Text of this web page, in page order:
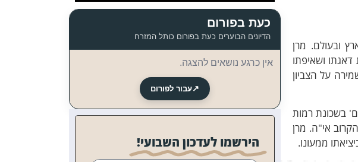
ובעולם. מרן
ושאיפתו
על הצביון
בשכונת רמות
אי"ה. מרן
ממעונו.
כעת בפורום
הדיונים הבוערים כעת בפורום כותל המזרח
אין כרגע נושאים להצגה.
↗עבור לפורום
הירשמו לעדכון השבועי!